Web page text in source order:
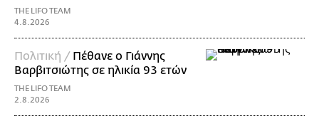
THE LIFO TEAM
4.8.2026
Πολιτική / Πέθανε ο Γιάννης
Βαρβιτσιώτης σε ηλικία 93 ετών
THE LIFO TEAM
2.8.2026